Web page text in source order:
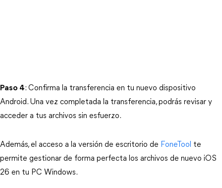
Paso 4: Confirma la transferencia en tu nuevo dispositivo
Android. Una vez completada la transferencia, podrás revisar y
acceder a tus archivos sin esfuerzo.
Además, el acceso a la versión de escritorio de FoneTool te
permite gestionar de forma perfecta los archivos de nuevo iOS
26 en tu PC Windows.